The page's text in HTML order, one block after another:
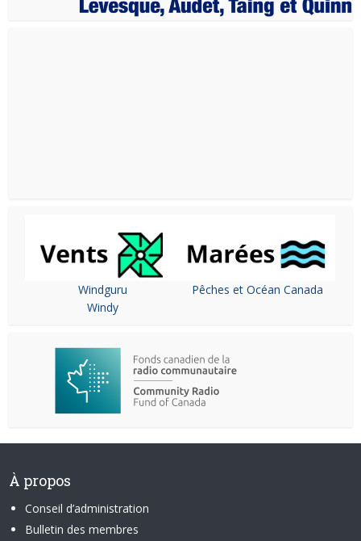
Windguru
Windy
Pêches et Océan Canada
À propos
Conseil d’administration
Bulletin des membres